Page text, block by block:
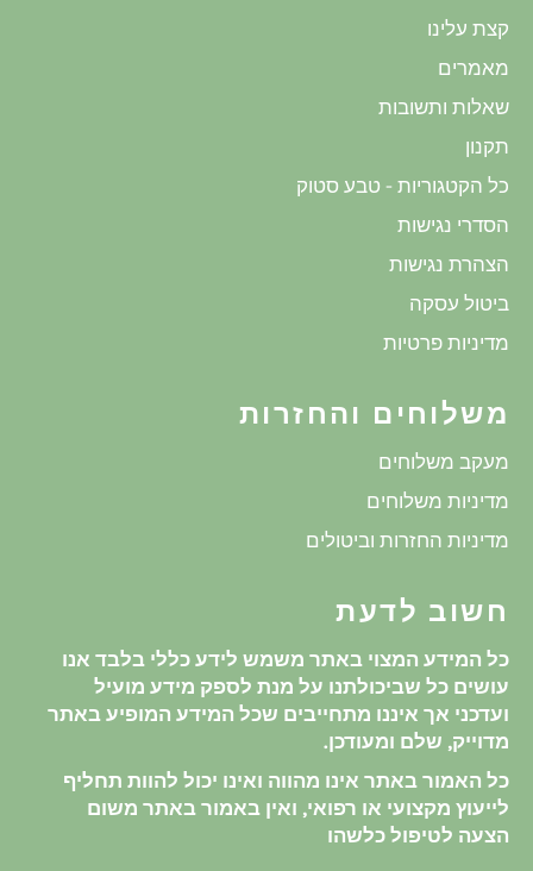
קצת עלינו
מאמרים
שאלות ותשובות
תקנון
כל הקטגוריות - טבע סטוק
הסדרי נגישות
הצהרת נגישות
ביטול עסקה
מדיניות פרטיות
משלוחים והחזרות
מעקב משלוחים
מדיניות משלוחים
מדיניות החזרות וביטולים
חשוב לדעת
כל המידע המצוי באתר משמש לידע כללי בלבד אנו
עושים כל שביכולתנו על מנת לספק מידע מועיל
ועדכני אך איננו מתחייבים שכל המידע המופיע באתר
מדוייק, שלם ומעודכן.
כל האמור באתר אינו מהווה ואינו יכול להוות תחליף
לייעוץ מקצועי או רפואי, ואין באמור באתר משום
הצעה לטיפול כלשהו